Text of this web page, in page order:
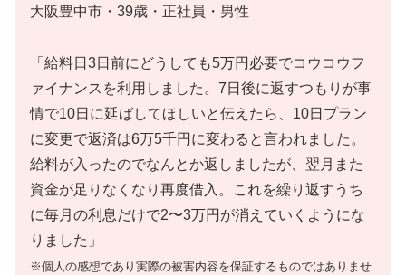
大阪豊中市・39歳・正社員・男性
「給料日3日前にどうしても5万円必要でコウコウフ
ァイナンスを利用しました。7日後に返すつもりが事
情で10日に延ばしてほしいと伝えたら、10日プラン
に変更で返済は6万5千円に変わると言われました。
給料が入ったのでなんとか返しましたが、翌月また
資金が足りなくなり再度借入。これを繰り返すうち
に毎月の利息だけで2〜3万円が消えていくようにな
りました」
※個人の感想であり実際の被害内容を保証するものではありませ